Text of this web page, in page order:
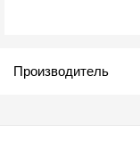
Производитель